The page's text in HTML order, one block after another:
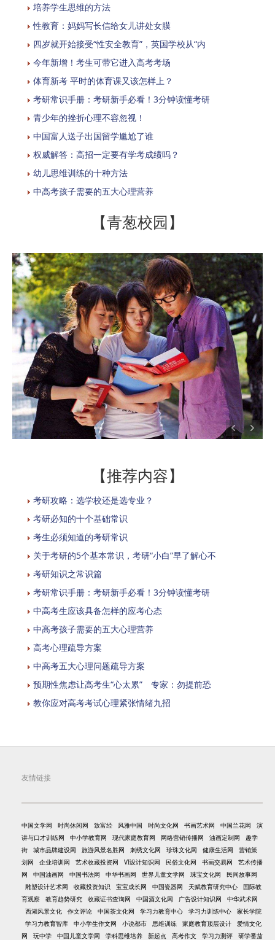
培养学生思维的方法
性教育：妈妈写长信给女儿讲处女膜
四岁就开始接受“性安全教育”，英国学校从“内
今年新增！考生可带它进入高考考场
体育新考 平时的体育课又该怎样上？
考研常识手册：考研新手必看！3分钟读懂考研
青少年的挫折心理不容忽视！
中国富人送子出国留学尴尬了谁
权威解答：高招一定要有学考成绩吗？
幼儿思维训练的十种方法
中高考孩子需要的五大心理营养
【青葱校园】
【推荐内容】
考研攻略：选学校还是选专业？
考研必知的十个基础常识
考生必须知道的考研常识
关于考研的5个基本常识，考研“小白”早了解心不
考研知识之常识篇
考研常识手册：考研新手必看！3分钟读懂考研
中高考生应该具备怎样的应考心态
中高考孩子需要的五大心理营养
高考心理疏导方案
中高考五大心理问题疏导方案
预期性焦虑让高考生“心太累” 专家：勿提前恐
教你应对高考考试心理紧张情绪九招
友情链接
中国文学网 时尚休闲网 致富经 风雅中国 时尚文化网 书画艺术网 中国兰花网
演
讲与口才训练网
中小学教育网 现代家庭教育网 网络营销传播网 油画定制网
趣学
街
城市品牌建设网 旅游风景名胜网 刺绣文化网 珍珠文化网 健康生活网
营销策
划网
企业培训网 艺术收藏投资网 VI设计知识网 民俗文化网 书画交易网
艺术传播
网
中国油画网 中国书法网 中华书画网 世界儿童文学网 珠宝文化网
民间故事网
雕塑设计艺术网
收藏投资知识 宝宝成长网 中国瓷器网 天赋教育研究中心
国际教
育观察
教育趋势研究 收藏证书查询网 中国酒文化网 广告设计知识网
中华武术网
西湖风景文化
作文评论 中国茶文化网 学习力教育中心 学习力训练中心
家长学院
学习力教育智库
中小学生作文网 小说都市 思维训练 家庭教育顶层设计
爱情文化
网
玩中学 中国儿童文学网 学科思维培养 新起点 高考作文 学习力测评 研学番茄